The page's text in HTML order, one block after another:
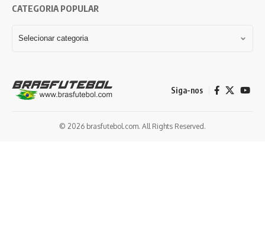
CATEGORIA POPULAR
Siga-nos
© 2026 brasfutebol.com. All Rights Reserved.